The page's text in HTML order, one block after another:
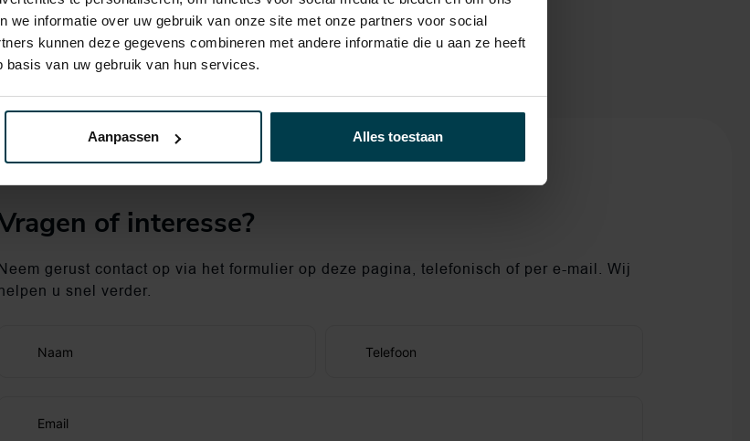
we informatie over uw gebruik van onze site met onze partners voor social
kunnen deze gegevens combineren met andere informatie die u aan ze heeft
van uw gebruik van hun services.
Aanpassen Alles toestaan
of interesse?
gerust contact op via het formulier op deze pagina, telefonisch of per e-mail. Wij
u snel verder.
Naam Telefoon
Email